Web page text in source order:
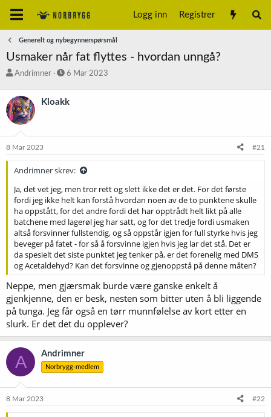
Logg inn Registrer
Generelt og nybegynnerspørsmål
Usmaker når fat flyttes - hvordan unngå?
T
å
d
s
a
r
t
e
Andrimner
S
r
a
o
6 Mar 2023
Kloakk
8 Mar 2023 #21
Andrimner skrev:
Ja, det vet jeg, men tror rett og slett ikke det er det. For det første
fordi jeg ikke helt kan forstå hvordan noen av de to punktene skulle
ha oppstått, for det andre fordi det har opptrådt helt likt på alle
batchene med lagerøl jeg har satt, og for det tredje fordi usmaken
altså forsvinner fullstendig, og så oppstår igjen for full styrke hvis jeg
beveger på fatet - for så å forsvinne igjen hvis jeg lar det stå. Det er
da spesielt det siste punktet jeg tenker på, er det forenelig med DMS
og Acetaldehyd? Kan det forsvinne og gjenoppstå på denne måten?
Neppe, men gjærsmak burde være ganske enkelt å
gjenkjenne, den er besk, nesten som bitter uten å bli liggende
på tunga. Jeg får også en tørr munnfølelse av kort etter en
slurk. Er det det du opplever?
A Andrimner
Norbrygg-medlem
8 Mar 2023 #22